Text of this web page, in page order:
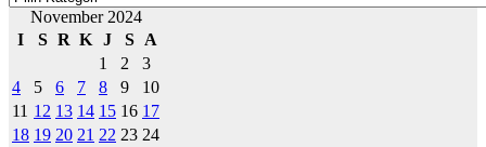
November 2024
I
S R K J S
A
1
2
3
4
5 6 7 8 9
10
11 12 13 14 15 16 17
18 19 20 21 22 23 24